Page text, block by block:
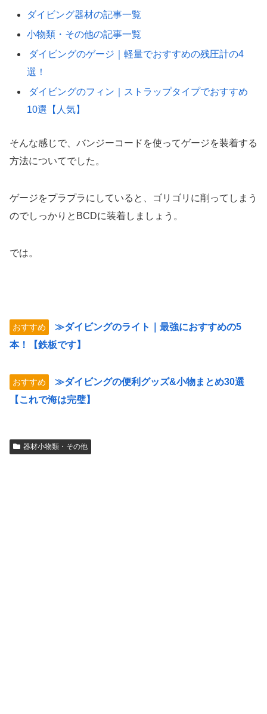
ダイビング器材の記事一覧
小物類・その他の記事一覧
ダイビングのゲージ｜軽量でおすすめの残圧計の4
選！
ダイビングのフィン｜ストラップタイプでおすすめ
10選【人気】
そんな感じで、バンジーコードを使ってゲージを装着する
方法についてでした。
ゲージをプラプラにしていると、ゴリゴリに削ってしまう
のでしっかりとBCDに装着しましょう。
では。
おすすめ
≫ダイビングのライト｜最強におすすめの5
本！【鉄板です】
おすすめ
≫ダイビングの便利グッズ&小物まとめ30選
【これで海は完璧】
器材小物類・その他